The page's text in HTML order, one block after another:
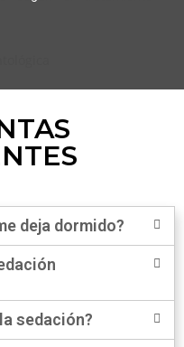
deja dormido?
sedación?